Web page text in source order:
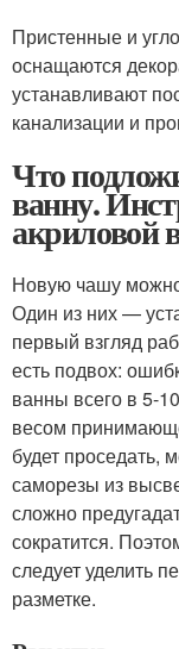
Пристенные и
оснащаются
устанавливают
канализации и
Что
ванну.
акриловой
Новую чашу
Один из них —
первый взгляд
есть подвох:
ванны всего в 5-
весом
будет проседать,
саморезы из
сложно
сократится.
следует уделить
разметке.